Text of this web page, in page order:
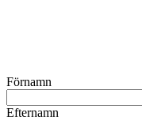
Förnamn
Efternamn